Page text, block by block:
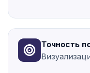
Точность